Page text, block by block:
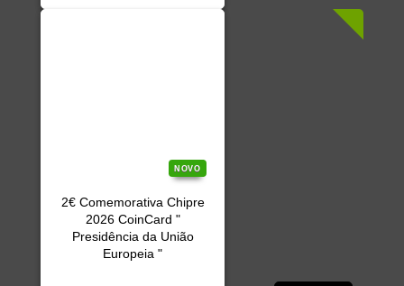
NOVO
2€ Comemorativa Chipre
2026 CoinCard "
Presidência da União
Europeia "